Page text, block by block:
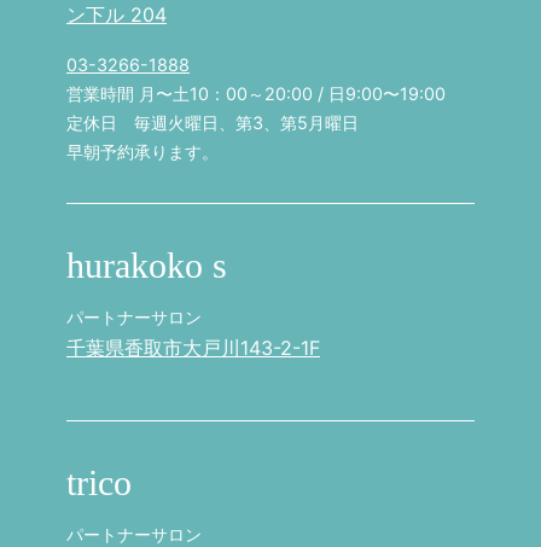
ン下ル 204
03-3266-1888
営業時間 月〜土10：00～20:00 / 日9:00〜19:00
定休日 毎週火曜日、第3、第5月曜日
早朝予約承ります。
hurakoko s
パートナーサロン
千葉県香取市大戸川143-2-1F
trico
パートナーサロン